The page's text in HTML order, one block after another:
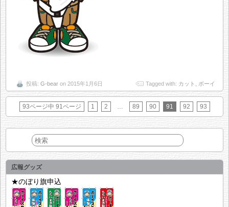
投稿: G-bear on 2015年1月6日 Tagged with: カット ボーイ
93ページ中 91ページ 1 2 89 90 91 92 93
広報グッズ
★のぼり旗申込